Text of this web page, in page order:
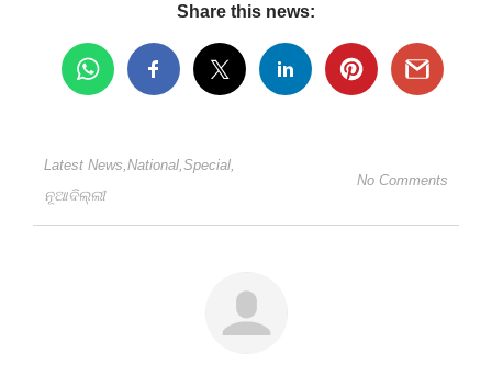
Share this news:
Latest News National Special
ନୂଆଦିଲ୍ଲୀ
No Comments